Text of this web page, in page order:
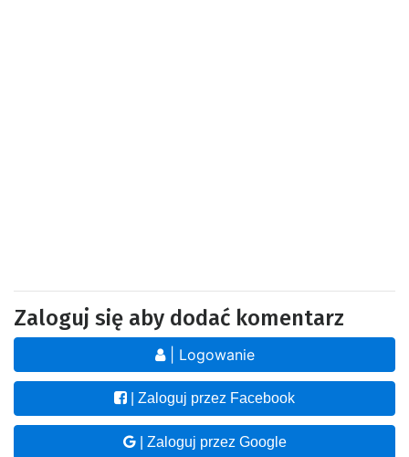
Zaloguj się aby dodać komentarz
| Logowanie
| Zaloguj przez Facebook
| Zaloguj przez Google